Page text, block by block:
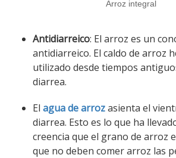
Arroz integral
Antidiarreico: El arroz es un
antidiarreico. El caldo de arroz
utilizado desde tiempos
diarrea.
El agua de arrozasienta el
diarrea. Esto es lo que ha
creencia que el grano de arroz
que no deben comer arroz las